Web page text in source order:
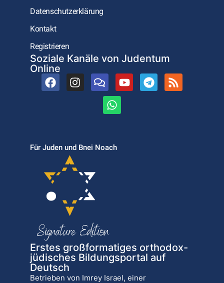
Datenschutzerklärung
Kontakt
Registrieren
Soziale Kanäle von Judentum
Online
Für Juden und Bnei Noach
Erstes großformatiges orthodox-
jüdisches Bildungsportal auf
Deutsch
Betrieben von Imrey Israel, einer